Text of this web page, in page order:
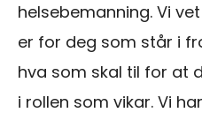
helsebemanning. Vi
er for deg som står i
hva som skal til for at
i rollen som vikar. Vi